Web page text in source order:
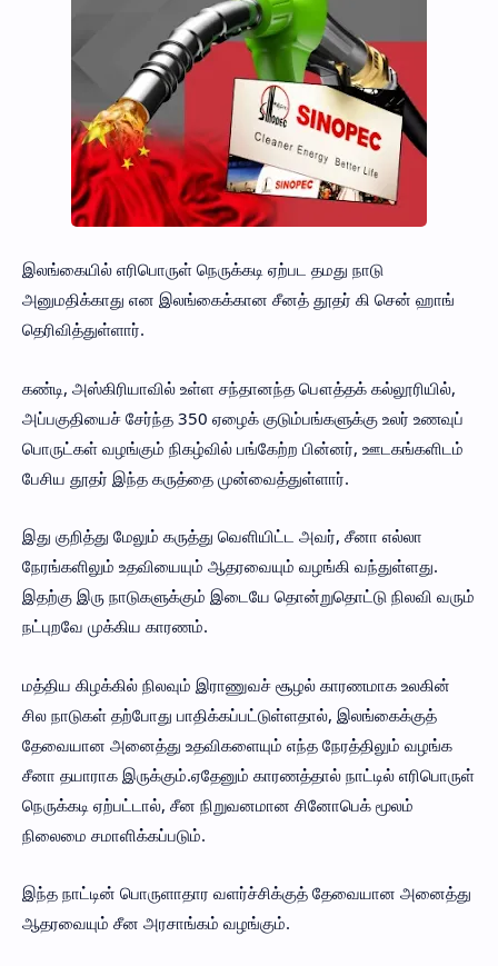
இலங்கையில் எரிபொருள் நெருக்கடி ஏற்பட தமது நாடு
அனுமதிக்காது என இலங்கைக்கான சீனத் தூதர் கி சென் ஹாங்
தெரிவித்துள்ளார்.
கண்டி, அஸ்கிரியாவில் உள்ள சந்தானந்த பௌத்தக் கல்லூரியில்,
அப்பகுதியைச் சேர்ந்த 350 ஏழைக் குடும்பங்களுக்கு உலர் உணவுப்
பொருட்கள் வழங்கும் நிகழ்வில் பங்கேற்ற பின்னர், ஊடகங்களிடம்
பேசிய தூதர் இந்த கருத்தை முன்வைத்துள்ளார்.
இது குறித்து மேலும் கருத்து வெளியிட்ட அவர், சீனா எல்லா
நேரங்களிலும் உதவியையும் ஆதரவையும் வழங்கி வந்துள்ளது.
இதற்கு இரு நாடுகளுக்கும் இடையே தொன்றுதொட்டு நிலவி வரும்
நட்புறவே முக்கிய காரணம்.
மத்திய கிழக்கில் நிலவும் இராணுவச் சூழல் காரணமாக உலகின்
சில நாடுகள் தற்போது பாதிக்கப்பட்டுள்ளதால், இலங்கைக்குத்
தேவையான அனைத்து உதவிகளையும் எந்த நேரத்திலும் வழங்க
சீனா தயாராக இருக்கும்.ஏதேனும் காரணத்தால் நாட்டில் எரிபொருள்
நெருக்கடி ஏற்பட்டால், சீன நிறுவனமான சினோபெக் மூலம்
நிலைமை சமாளிக்கப்படும்.
இந்த நாட்டின் பொருளாதார வளர்ச்சிக்குத் தேவையான அனைத்து
ஆதரவையும் சீன அரசாங்கம் வழங்கும்.